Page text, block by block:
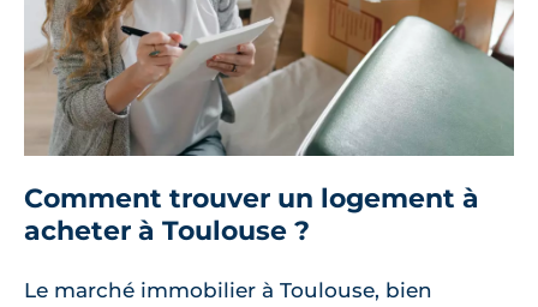
Comment trouver un logement à
acheter à Toulouse ?
Le marché immobilier à Toulouse, bien